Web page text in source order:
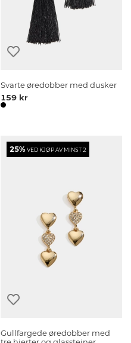
Svarte øredobber med dusker
159 kr
25%VED KJØP AV MINST 2
Gullfargede øredobber med